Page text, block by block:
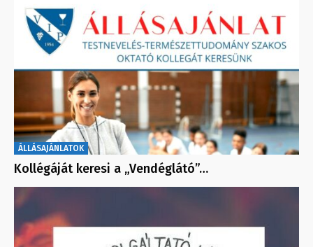
ÁLLÁSAJÁNLATOK
Kollégáját keresi a „Vendéglátó”…